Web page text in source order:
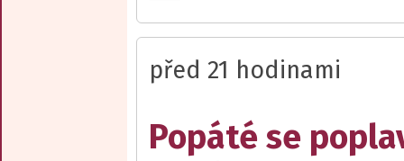
před 21 hodinami
Popáté se